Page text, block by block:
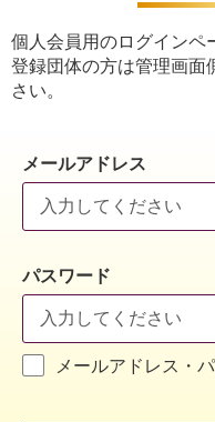
個人会員用のログインペ
登録団体の方は管理画面
さい。
メールアドレス
パスワード
メールアドレス・